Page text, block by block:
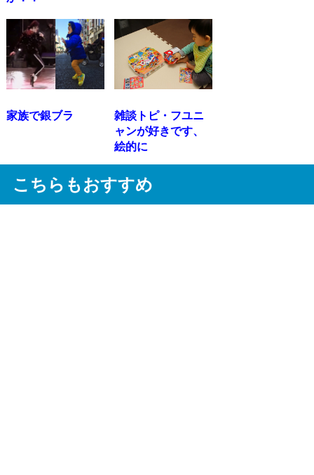
家族で銀ブラ
雑談トピ・フユニ
ャンが好きです、
絵的に
こちらもおすすめ